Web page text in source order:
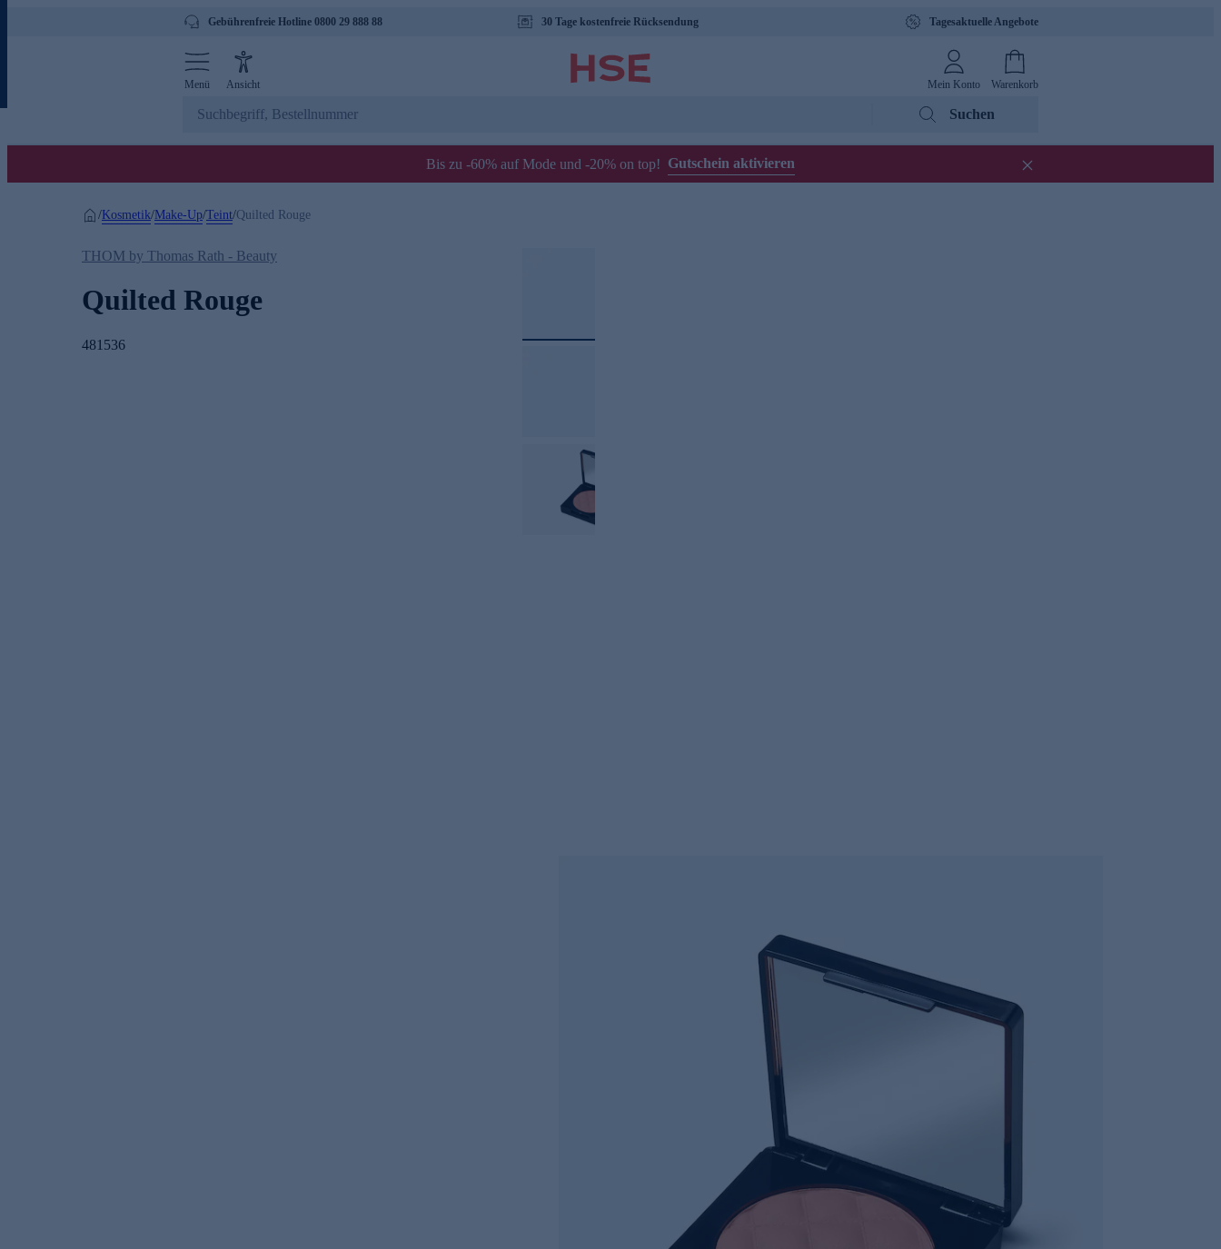
Gebührenfreie Hotline 0800 29 888 88 30 Tage kostenfreie Rücksendung Tagesaktuelle Angebote
Menü Ansicht Mein Konto Warenkorb
Suchen
Bis zu -60% auf Mode und -20% on top! Gutschein aktivieren
/Kosmetik/Make-Up/Teint/Quilted Rouge
THOM by Thomas Rath - Beauty
Quilted Rouge
481536